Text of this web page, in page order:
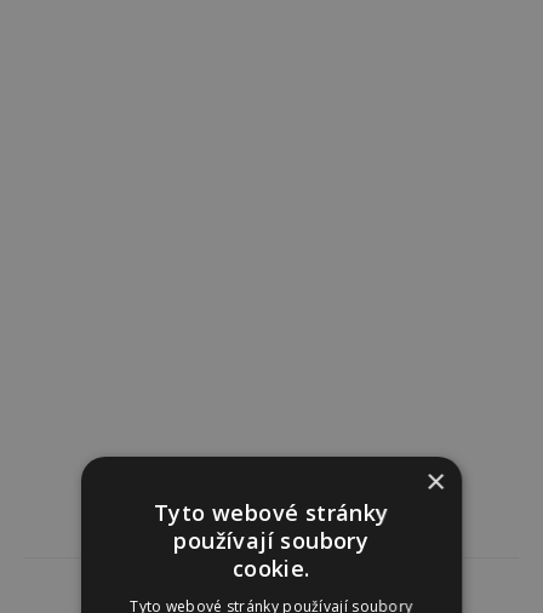
×
Tyto webové stránky
používají soubory
cookie.
Tyto webové stránky používají soubory